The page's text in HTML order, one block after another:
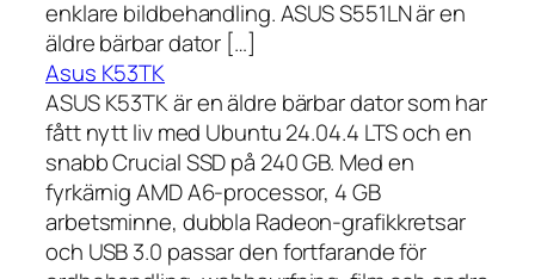
enklare bildbehandling. ASUS S551LN är en
äldre bärbar dator […]
Asus K53TK
ASUS K53TK är en äldre bärbar dator som har
fått nytt liv med Ubuntu 24.04.4 LTS och en
snabb Crucial SSD på 240 GB. Med en
fyrkärnig AMD A6-processor, 4 GB
arbetsminne, dubbla Radeon-grafikkretsar
och USB 3.0 passar den fortfarande för